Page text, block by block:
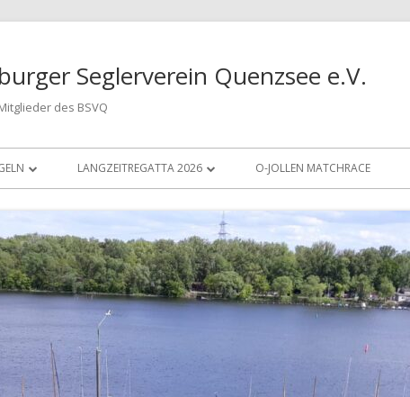
Seglerverein Quenzsee e.V.
des BSVQ
2023
2024
LANGZEITREGATTA 2026
ARCHIV LANGZEITREGATTA 2022
ARCHIV LANGZEITREGATTA 2023
ARCHIV LANGZEITREGATTA 2024
ARCHIV LANGZEITREGATTA 2025
O-JOLLEN MATCHRACE